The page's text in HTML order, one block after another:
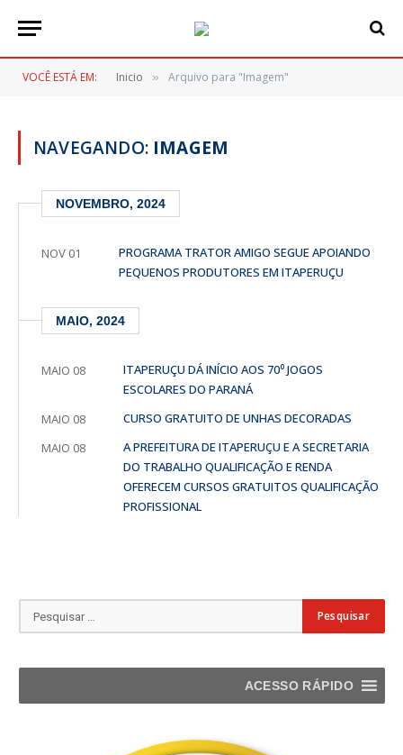
VOCÊ ESTÁ EM: Inicio » Arquivo para "Imagem"
NAVEGANDO: IMAGEM
NOVEMBRO, 2024
NOV 01
PROGRAMA TRATOR AMIGO SEGUE APOIANDO
PEQUENOS PRODUTORES EM ITAPERUÇU
MAIO, 2024
MAIO 08
ITAPERUÇU DÁ INÍCIO AOS 70⁰ JOGOS
ESCOLARES DO PARANÁ
MAIO 08
CURSO GRATUITO DE UNHAS DECORADAS
MAIO 08
A PREFEITURA DE ITAPERUÇU E A SECRETARIA
DO TRABALHO QUALIFICAÇÃO E RENDA
OFERECEM CURSOS GRATUITOS QUALIFICAÇÃO
PROFISSIONAL
ACESSO RÁPIDO